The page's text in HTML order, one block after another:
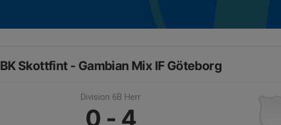
BK Skottfint - Gambian Mix IF Göteborg
Division 6B Herr
0 - 4